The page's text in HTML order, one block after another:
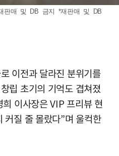
판매 및 DB 금지 *재판매 및 DB
이전과 달라진 분위기를
립 초기의 기억도 겹쳐졌
이사장은 VIP 프리뷰 현
커질 줄 몰랐다”며 울컥한